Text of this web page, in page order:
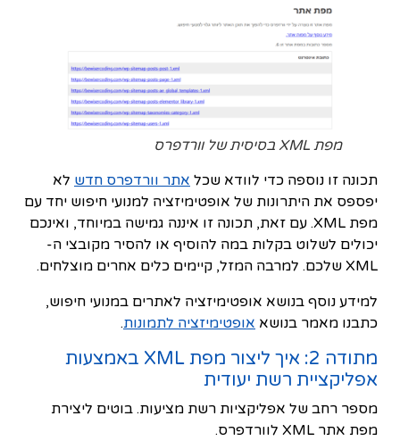
מפת XML בסיסית של וורדפרס
תכונה זו נוספה כדי לוודא שכל אתר וורדפרס חדש לא
יפספס את היתרונות של אופטימיזציה למנועי חיפוש יחד עם
מפת XML. עם זאת, תכונה זו איננה גמישה במיוחד, ואינכם
יכולים לשלוט בקלות במה להוסיף או להסיר מקובצי ה-
XML ​​שלכם. למרבה המזל, קיימים כלים אחרים מוצלחים.
למידע נוסף בנושא אופטימיזציה לאתרים במנועי חיפוש,
כתבנו מאמר בנושא אופטימיזציה לתמונות.
מתודה 2: איך ליצור מפת XML באמצעות
אפליקציית רשת יעודית
מספר רחב של אפליקציות רשת מציעות. בוטים ליצירת
מפת אתר XML לוורדפרס.